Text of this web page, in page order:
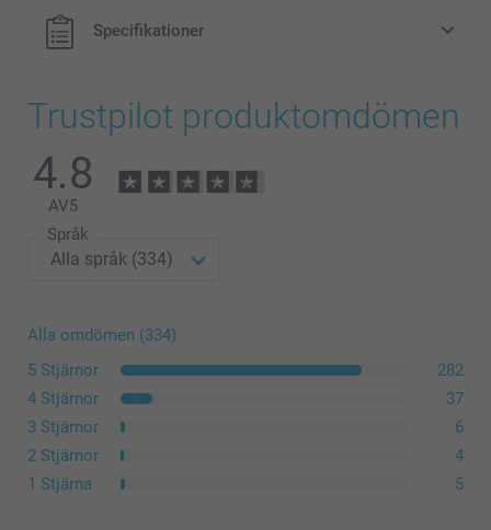
Sepia
Alla priser är i svenska kronor (SEK), inklusive moms och
exklusive porto.
Antal Pris/st.
1 - 9
100 - 499
500+
Specifikationer
Trustpilot produktomdömen
4.8
AV5
Språk
Alla omdömen (334)
5 Stjärnor
282
4 Stjärnor
37
3 Stjärnor
6
2 Stjärnor
4
1 Stjärna
5